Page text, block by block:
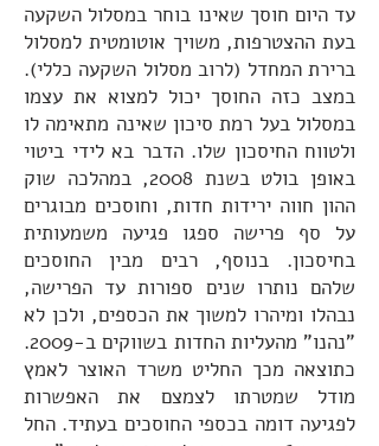
עד היום חוסך שאינו בוחר במסלול השקעה
בעת ההצטרפות, משויך אוטומטית למסלול
ברירת המחדל (לרוב מסלול השקעה כללי).
במצב כזה החוסך יכול למצוא את עצמו
במסלול בעל רמת סיכון שאינה מתאימה לו
ולטווח החיסכון שלו. הדבר בא לידי ביטוי
באופן בולט בשנת 2008, במהלכה שוק
ההון חווה ירידות חדות, וחוסכים מבוגרים
על סף פרישה ספגו פגיעה משמעותית
בחיסכון. בנוסף, רבים מבין החוסכים
שלהם נותרו שנים ספורות עד הפרישה,
נבהלו ומיהרו למשוך את הכספים, ולכן לא
"נהנו" מהעליות החדות בשווקים ב-2009.
כתוצאה מכך החליט משרד האוצר לאמץ
מודל שמטרתו לצמצם את האפשרות
לפגיעה דומה בכספי החוסכים בעתיד. החל